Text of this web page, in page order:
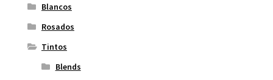
Blancos
Rosados
Tintos
Blends